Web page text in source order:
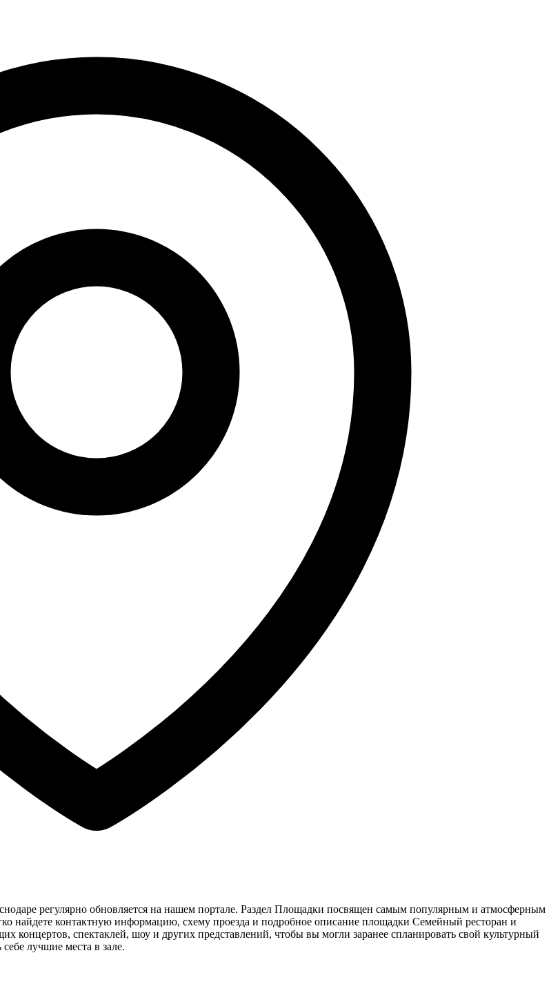
регулярно обновляется на нашем портале. Раздел Площадки посвящен самым популярным и атмосферным
найдете контактную информацию, схему проезда и подробное описание площадки Семейный ресторан и
спектаклей, шоу и других представлений, чтобы вы могли заранее спланировать свой культурный
лучшие места в зале.